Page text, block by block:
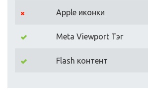
Apple иконки
Meta Viewport Тэг
Flash контент